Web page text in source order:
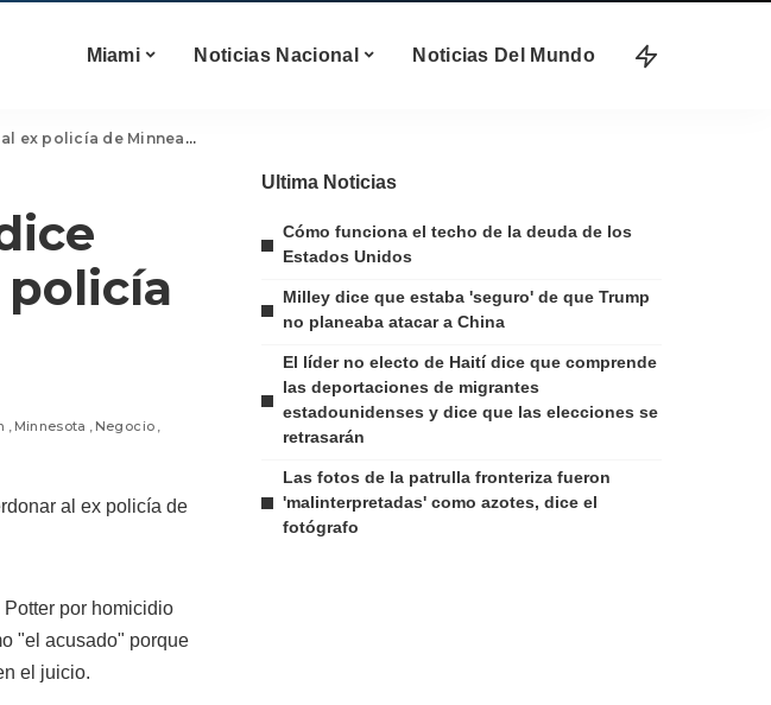
Miami Noticias Nacional Noticias Del Mundo
policía de Minneapolis
Minnesota Negocio
al ex policía de
por homicidio
"el acusado" porque
el juicio.
Ultima Noticias
Cómo funciona el techo de la deuda de los
Estados Unidos
Milley dice que estaba 'seguro' de que Trump
no planeaba atacar a China
El líder no electo de Haití dice que comprende
las deportaciones de migrantes
estadounidenses y dice que las elecciones se
retrasarán
Las fotos de la patrulla fronteriza fueron
'malinterpretadas' como azotes, dice el
fotógrafo